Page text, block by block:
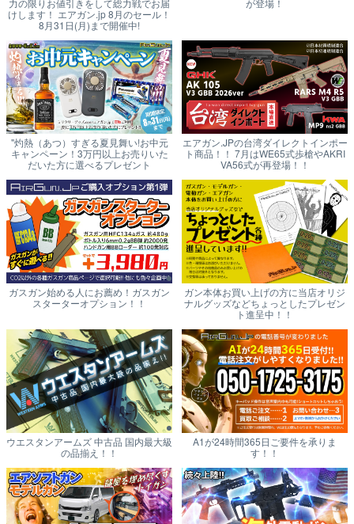
力の限りお値引きをして総力戦でお届
けします！ エアガン.jp 8月のセール！
8月31日(月)まで開催中!
が登場！
"灼熱（あつ）すぎる夏見舞い!お中元
キャンペーン！3万円以上お売りいた
だいた方に選べるプレゼント
エアガン.JPの台湾ダイレクトインポー
ト商品！！ 7月はWE65式歩槍やAKRI
VA56式が再登場！！
ガスガン始める人にお薦め！ガスガン
スターターオプション！！
ガン本体お買い上げの方に当店オリジ
ナルグッズなどちょっとしたプレゼン
ト進呈中！！
ウエスタンアームズ 中古品 国内最大級
の品揃え！！
A1が24時間365日ご要件を承りま
す！！